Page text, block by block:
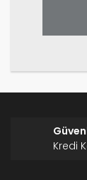
Kredi